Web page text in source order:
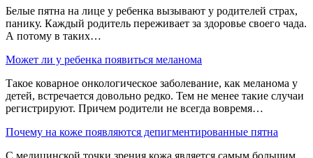
Белые пятна на лице у ребенка вызывают у родителей страх,
панику. Каждый родитель переживает за здоровье своего чада.
А потому в таких…
Может ли у ребенка появиться меланома
Такое коварное онкологическое заболевание, как меланома у
детей, встречается довольно редко. Тем не менее такие случаи
регистрируют. Причем родители не всегда вовремя…
Почему на коже появляются депигментированные пятна
С медицинской точки зрения кожа является самым большим